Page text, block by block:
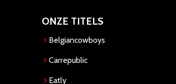
ONZE TITELS
Belgiancowboys
Carrepublic
Eatly